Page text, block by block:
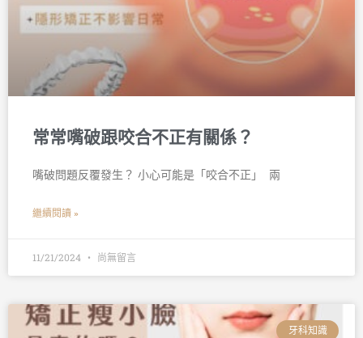
常常嘴破跟咬合不正有關係？
嘴破問題反覆發生？ 小心可能是「咬合不正」 󠀠 兩
繼續閱讀 »
11/21/2024 尚無留言
牙科知識